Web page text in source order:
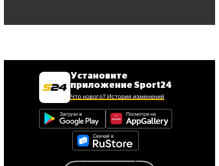
Установите
приложение Sport24
Что нового? История изменений